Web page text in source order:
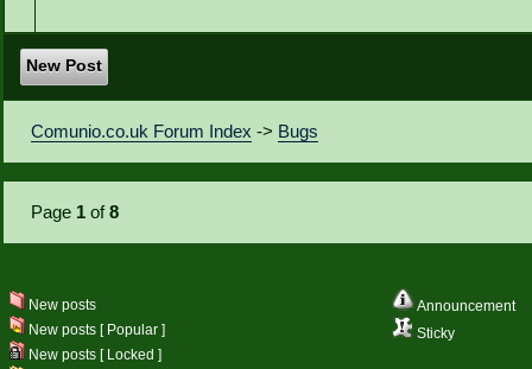
New Post
Comunio.co.uk Forum Index -> Bugs
Page 1 of8
Announcement
Sticky
New posts
New posts [ Popular ]
New posts [ Locked ]